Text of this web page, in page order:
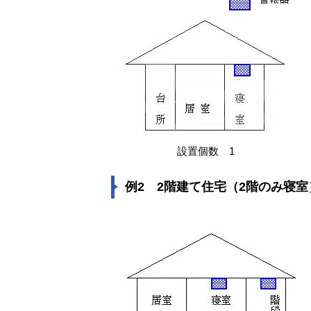
設置個数 1
例2 2階建て住宅（2階のみ寝室